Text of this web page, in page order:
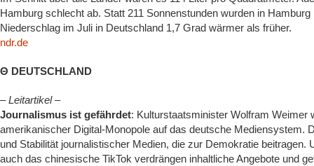
Hamburg schlecht ab. Statt 211 Sonnenstunden wurden in
Niederschlag im Juli in Deutschland 1,7 Grad wärmer als früher.
ndr.de
Θ DEUTSCHLAND
– Leitartikel –
Journalismus ist gefährdet: Kulturstaatsminister Wolfram Weimer
amerikanischer Digital-Monopole auf das deutsche Mediensystem.
und Stabilität journalistischer Medien, die zur Demokratie beitragen.
auch das chinesische TikTok verdrängen inhaltliche Angebote und